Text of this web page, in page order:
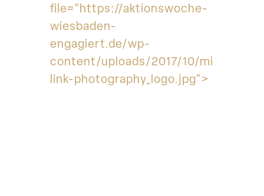
file="https://aktionswoche-
wiesbaden-
engagiert.de/wp-
content/uploads/2017/10/michael-
link-photography_logo.jpg">